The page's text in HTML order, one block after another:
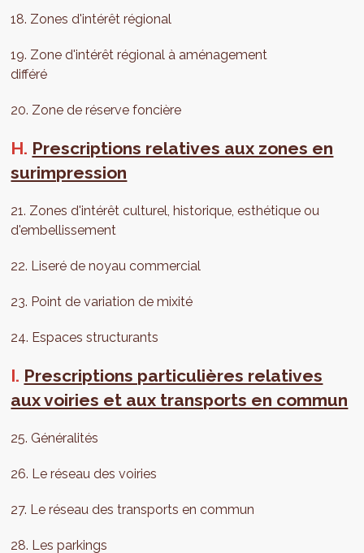
18. Zones d'intérêt régional
19. Zone d'intérêt régional à aménagement
différé
20. Zone de réserve foncière
H. Prescriptions relatives aux zones en
surimpression
21. Zones d'intérêt culturel, historique, esthétique ou
d'embellissement
22. Liseré de noyau commercial
23. Point de variation de mixité
24. Espaces structurants
I. Prescriptions particulières relatives
aux voiries et aux transports en commun
25. Généralités
26. Le réseau des voiries
27. Le réseau des transports en commun
28. Les parkings